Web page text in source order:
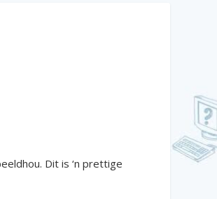
Dit is ‘n prettige